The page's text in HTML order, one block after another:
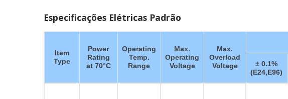
Especificações Elétricas Padrão
Item
Type
Power
Rating
at 70°C
Operating
Temp.
Range
Max.
Operating
Voltage
Max.
Overload
Voltage
± 0.1%
(E24,E96)